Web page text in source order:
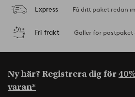
Express Få ditt paket redan
Fri frakt Gäller för postpaket
Ny här? Registrera dig för
varan*